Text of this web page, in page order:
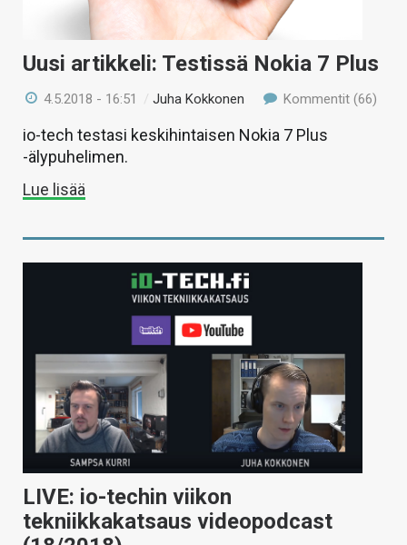
Uusi artikkeli: Testissä Nokia 7 Plus
4.5.2018 - 16:51 /Juha Kokkonen Kommentit (66)
io-tech testasi keskihintaisen Nokia 7 Plus
-älypuhelimen.
Lue lisää
LIVE: io-techin viikon
tekniikkakatsaus videopodcast